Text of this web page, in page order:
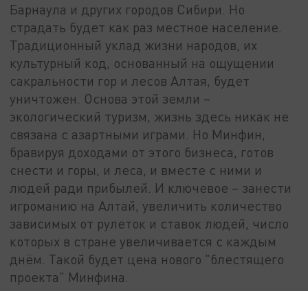
Барнаула и других городов Сибири. Но
страдать будет как раз местное население.
Традиционный уклад жизни народов, их
культурный код, основанный на ощущении
сакральности гор и лесов Алтая, будет
уничтожен. Основа этой земли –
экологический туризм, жизнь здесь никак не
связана с азартными играми. Но Минфин,
бравируя доходами от этого бизнеса, готов
снести и горы, и леса, и вместе с ними и
людей ради прибылей. И ключевое – занести
игроманию на Алтай, увеличить количество
зависимых от рулеток и ставок людей, число
которых в стране увеличивается с каждым
днём. Такой будет цена нового "блестящего
проекта" Минфина.